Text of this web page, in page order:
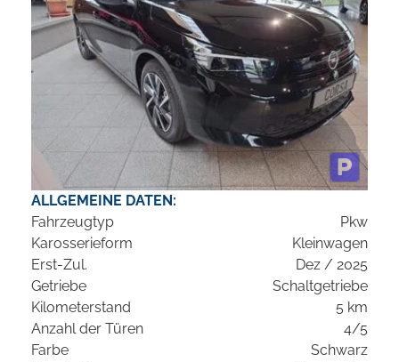
ALLGEMEINE DATEN:
Fahrzeugtyp
Pkw
Karosserieform
Kleinwagen
Erst-Zul.
Dez / 2025
Getriebe
Schaltgetriebe
Kilometerstand
5 km
Anzahl der Türen
4/5
Farbe
Schwarz